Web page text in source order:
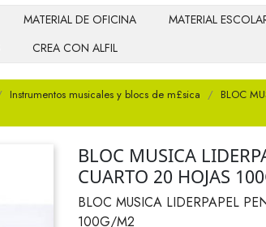
MATERIAL DE OFICINA
MATERIAL
CREA CON ALFIL
Instrumentos musicales y blocs de m£sica
BLOC
BLOC MUSICA
CUARTO 20 HOJAS
BLOC MUSICA LIDERPAPEL
100G/M2